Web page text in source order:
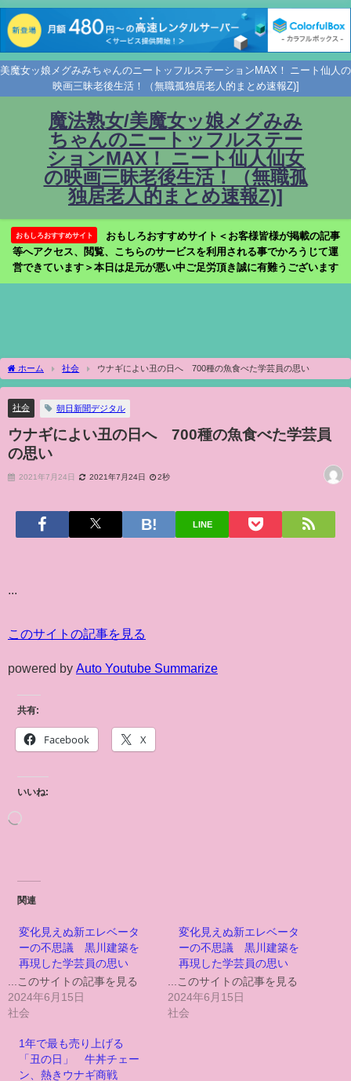
美魔女ッ娘メグみみちゃんのニートッフルステーションMAX！ ニート仙人の
映画三昧老後生活！（無職孤独居老人的まとめ速報Z)]
魔法熟女/美魔女ッ娘メグみみ
ちゃんのニートッフルステー
ションMAX！ ニート仙人仙女
の映画三昧老後生活！（無職孤
独居老人的まとめ速報Z)]
おもしろおすすめサイト
おもしろおすすめサイト＜お客様皆様が掲載の記事
等へアクセス、閲覧、こちらのサービスを利用される事でかろうじて運
営できています＞本日は足元が悪い中ご足労頂き誠に有難うございます
ホーム 社会 ウナギによい丑の日へ 700種の魚食べた学芸員の思い
社会 朝日新聞デジタル
ウナギによい丑の日へ 700種の魚食べた学芸員
の思い
2021年7月24日 2021年7月24日 2秒
LINE
このサイトの記事を見る
powered by Auto Youtube Summarize
共有:
Facebook X
いいね:
関連
変化見えぬ新エレベータ
ーの不思議 黒川建築を
再現した学芸員の思い
...このサイトの記事を見る
2024年6月15日
社会
変化見えぬ新エレベータ
ーの不思議 黒川建築を
再現した学芸員の思い
...このサイトの記事を見る
2024年6月15日
社会
1年で最も売り上げる
「丑の日」 牛丼チェー
ン、熱きウナギ商戦